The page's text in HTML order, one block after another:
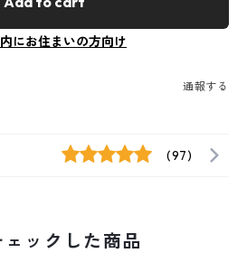
にお住まいの方向け
通報する
(97)
ックした商品